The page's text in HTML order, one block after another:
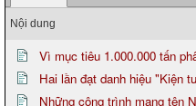
Nội dung
Vì mục tiêu 1.000.000 tấn
Hai lần đạt danh hiệu "Kiện
Những công trình mang tên